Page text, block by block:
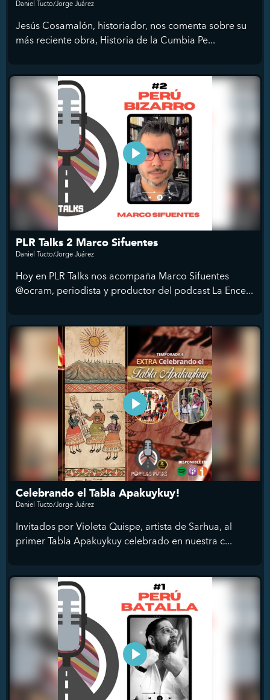
Daniel Tucto/Jorge Juárez
Jesús Cosamalón, historiador, nos comenta sobre su
más reciente obra, Historia de la Cumbia Pe...
PLR Talks 2 Marco Sifuentes
Daniel Tucto/Jorge Juárez
Hoy en PLR Talks nos acompaña Marco Sifuentes
@ocram, periodista y productor del podcast La Ence...
Celebrando el Tabla Apakuykuy!
Daniel Tucto/Jorge Juárez
Invitados por Violeta Quispe, artista de Sarhua, al
primer Tabla Apakuykuy celebrado en nuestra c...